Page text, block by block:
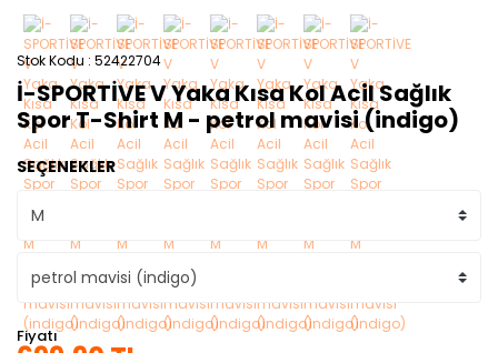
Stok Kodu 52422704
İ-SPORTİVE V Yaka Kısa Kol Acil Sağlık
Spor T-Shirt M - petrol mavisi (indigo)
SEÇENEKLER
Fiyatı